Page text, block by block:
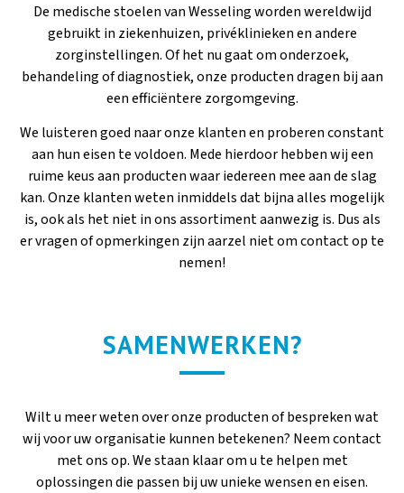
De medische stoelen van Wesseling worden wereldwijd
gebruikt in ziekenhuizen, privéklinieken en andere
zorginstellingen. Of het nu gaat om onderzoek,
behandeling of diagnostiek, onze producten dragen bij aan
een efficiëntere zorgomgeving.
We luisteren goed naar onze klanten en proberen constant
aan hun eisen te voldoen. Mede hierdoor hebben wij een
ruime keus aan producten waar iedereen mee aan de slag
kan. Onze klanten weten inmiddels dat bijna alles mogelijk
is, ook als het niet in ons assortiment aanwezig is. Dus als
er vragen of opmerkingen zijn aarzel niet om contact op te
nemen!
SAMENWERKEN?
Wilt u meer weten over onze producten of bespreken wat
wij voor uw organisatie kunnen betekenen? Neem contact
met ons op. We staan klaar om u te helpen met
oplossingen die passen bij uw unieke wensen en eisen.